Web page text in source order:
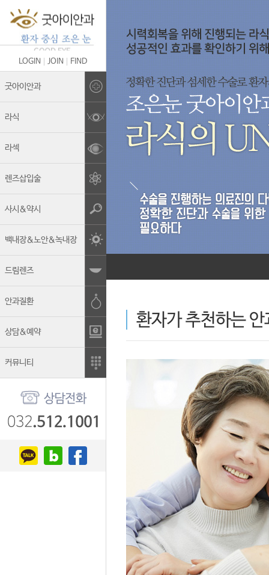
LOGIN JOIN FIND
굿아이안과
라식
라섹
렌즈삽입술
사시&약시
백내장&노안&녹내장
드림렌즈
안과질환
상담&예약
커뮤니티
Brand Story
의료진 소개
굿아이안과의 차별화
안전관리&멸균소독
보유장비
진료안내
둘러보기
오시는길